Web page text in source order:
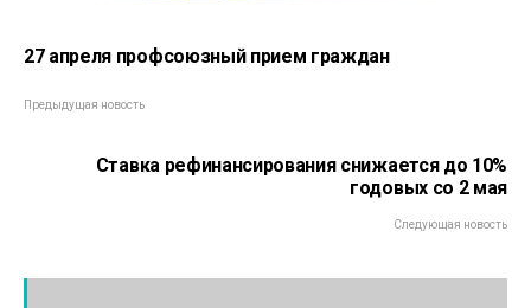
27 апреля профсоюзный прием граждан
Предыдущая новость
Ставка рефинансирования снижается до 10%
годовых со 2 мая
Следующая новость